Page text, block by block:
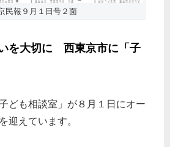
民報９月１日号２面
を大切に 西東京市に「子
ども相談室」が８月１日にオー
迎えています。